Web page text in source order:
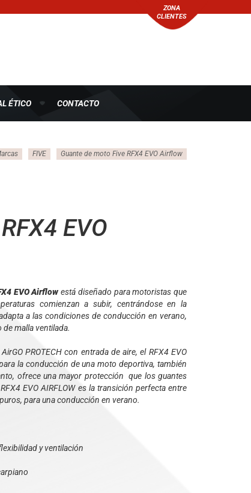
ZONA
CLIENTES
ÉTICO CONTACTO
FIVE Guante de moto Five RFX4 EVO Airflow
EVO
EVO Airflowestá diseñado para motoristas que
comienzan a subir, centrándose en la
a las condiciones de conducción en verano,
malla ventilada.
PROTECH con entrada de aire, el RFX4 EVO
la conducción de una moto deportiva, también
ofrece una mayor protección que los guantes
EVO AIRFLOW es la transición perfecta entre
para una conducción en verano.
y ventilación